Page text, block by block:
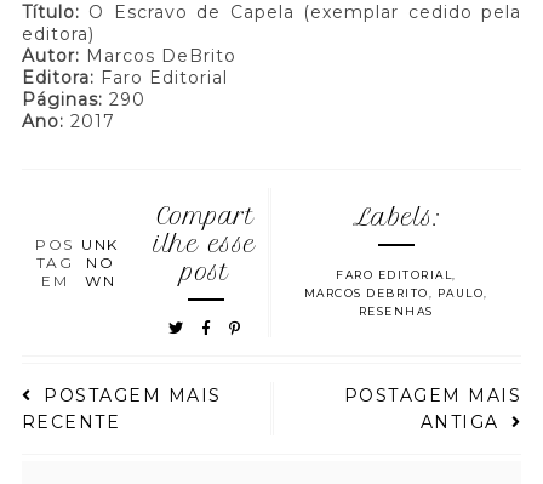
Título: O Escravo de Capela (exemplar cedido pela
editora)
Autor: Marcos DeBrito
Editora: Faro Editorial
Páginas: 290
Ano: 2017
POS
TAG
EM
UNK
NO
WN
Compart
ilhe esse
post
Labels:
FARO EDITORIAL
MARCOS DEBRITO
PAULO
RESENHAS
POSTAGEM MAIS
RECENTE
POSTAGEM MAIS
ANTIGA